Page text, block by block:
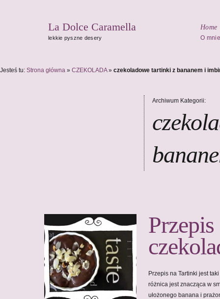
La Dolce Caramella
lekkie pyszne desery
Home
O mnie
Jesteś tu: Strona główna » CZEKOLADA » czekoladowe tartinki z bananem i
Archiwum Kategorii:
Przepis na Tartinki jest
różnica jest znacząca w
ułożonego banana i